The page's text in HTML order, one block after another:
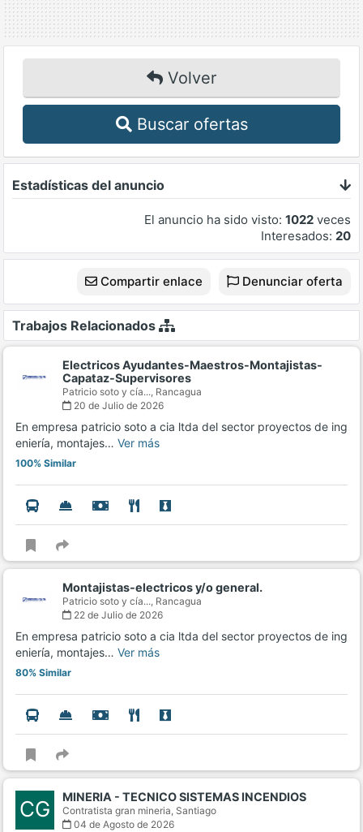
Volver
Buscar ofertas
Estadísticas del anuncio
El anuncio ha sido visto: 1022 veces
Interesados: 20
Compartir enlace Denunciar oferta
Trabajos Relacionados
Electricos Ayudantes-Maestros-Montajistas-
Capataz-Supervisores
Patricio soto y cía..., Rancagua
20 de Julio de 2026
En empresa patricio soto a cia ltda del sector proyectos de ing
eniería, montajes… Ver más
100% Similar
Montajistas-electricos y/o general.
Patricio soto y cía..., Rancagua
22 de Julio de 2026
En empresa patricio soto a cia ltda del sector proyectos de ing
eniería, montajes… Ver más
80% Similar
CG MINERIA - TECNICO SISTEMAS INCENDIOS
Contratista gran mineria, Santiago
04 de Agosto de 2026